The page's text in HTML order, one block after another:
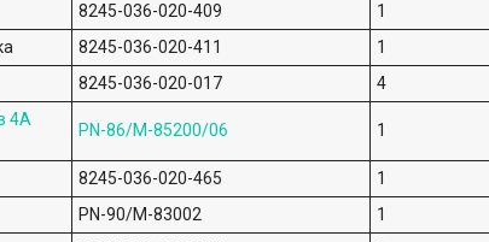
8245-036-020-409
1
8245-036-020-411
1
8245-036-020-017 4
4A
PN-86/M-85200/06 1
8245-036-020-465
1
PN-90/M-83002
1